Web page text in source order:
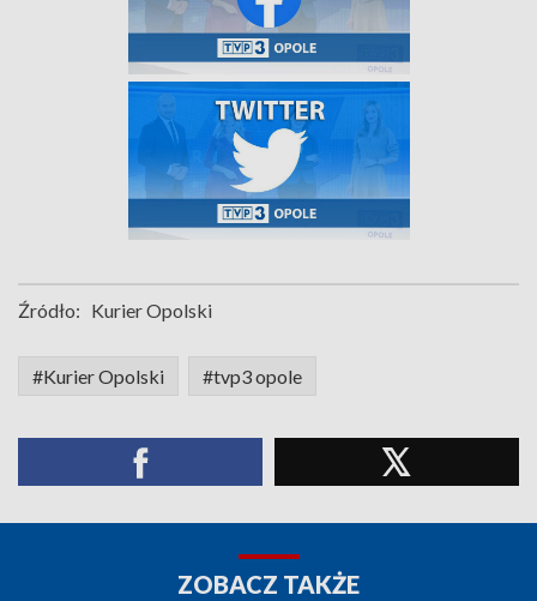
Źródło: Kurier Opolski
#Kurier Opolski #tvp3 opole
ZOBACZ TAKŻE